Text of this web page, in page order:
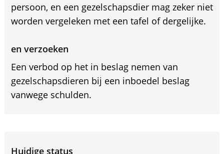
persoon, en een gezelschapsdier mag zeker niet
worden vergeleken met een tafel of dergelijke.
en verzoeken
Een verbod op het in beslag nemen van
gezelschapsdieren bij een inboedel beslag
vanwege schulden.
Huidige status